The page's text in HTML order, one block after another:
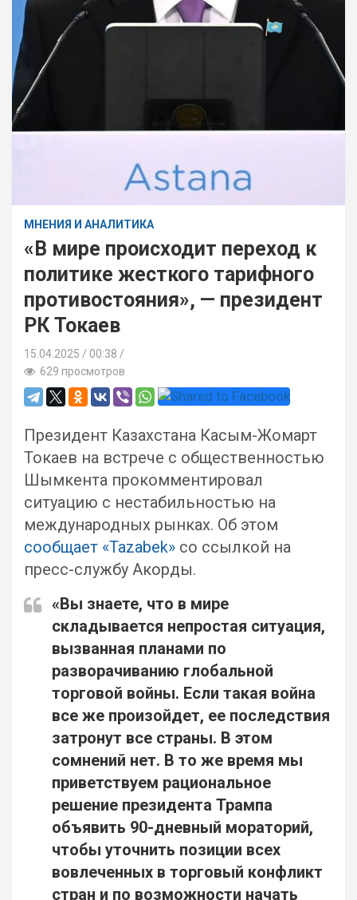
МНЕНИЯ И АНАЛИТИКА
«В мире происходит переход к
политике жесткого тарифного
противостояния», — президент
РК Токаев
15.04.2025
00:38 /
629 просмотров
Президент Казахстана Касым-Жомарт
Токаев на встрече с общественностью
Шымкента прокомментировал
ситуацию с нестабильностью на
международных рынках. Об этом
сообщает «Tazabek» со ссылкой на
пресс-службу Акорды.
«Вы знаете, что в мире
складывается непростая ситуация,
вызванная планами по
разворачиванию глобальной
торговой войны. Если такая война
все же произойдет, ее последствия
затронут все страны. В этом
сомнений нет. В то же время мы
приветствуем рациональное
решение президента Трампа
объявить 90-дневный мораторий,
чтобы уточнить позиции всех
вовлеченных в торговый конфликт
стран и по возможности начать